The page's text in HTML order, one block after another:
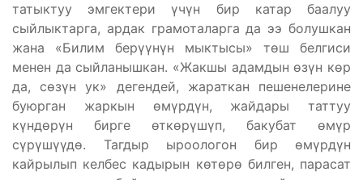
татыктуу эмгектери үчүн бир катар баалуу
сыйлыктарга, ардак грамоталарга да ээ болушкан
жана «Билим берүүнүн мыктысы» төш белгиси
менен да сыйланышкан. «Жакшы адамдын өзүн көр
да, сөзүн ук» дегендей, жараткан пешенелерине
буюрган жаркын өмүрдүн, жайдары таттуу
күндөрүн бирге өткөрүшүп, бакубат өмүр
сүрүшүүдө. Тагдыр ыроологон бир өмүрдүн
кайрылып келбес кадырын көтөрө билген, парасат